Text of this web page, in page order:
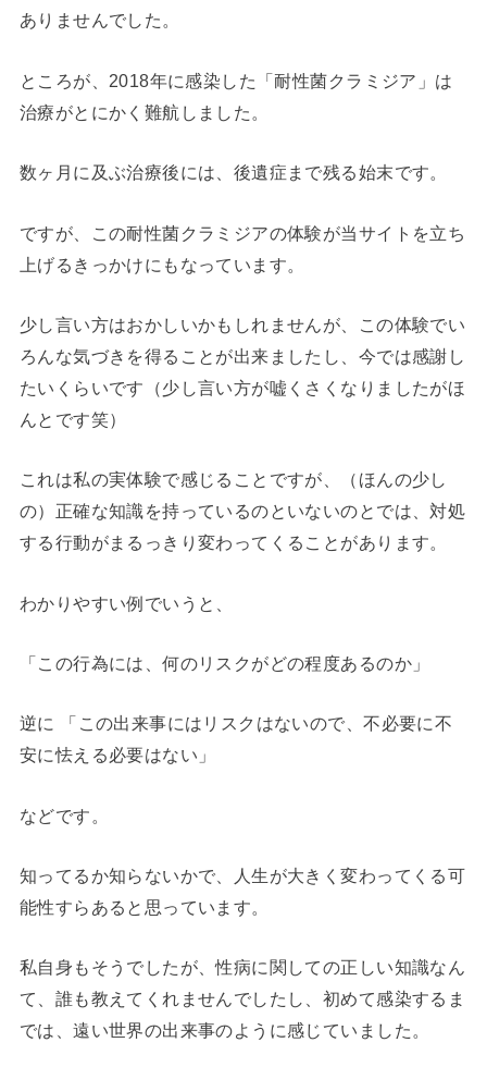
ありませんでした。
ところが、2018年に感染した「耐性菌クラミジア」は
治療がとにかく難航しました。
数ヶ月に及ぶ治療後には、後遺症まで残る始末です。
ですが、この耐性菌クラミジアの体験が当サイトを立ち
上げるきっかけにもなっています。
少し言い方はおかしいかもしれませんが、この体験でい
ろんな気づきを得ることが出来ましたし、今では感謝し
たいくらいです（少し言い方が嘘くさくなりましたがほ
んとです笑）
これは私の実体験で感じることですが、（ほんの少し
の）正確な知識を持っているのといないのとでは、対処
する行動がまるっきり変わってくることがあります。
わかりやすい例でいうと、
「この行為には、何のリスクがどの程度あるのか」
逆に 「この出来事にはリスクはないので、不必要に不
安に怯える必要はない」
などです。
知ってるか知らないかで、人生が大きく変わってくる可
能性すらあると思っています。
私自身もそうでしたが、性病に関しての正しい知識なん
て、誰も教えてくれませんでしたし、初めて感染するま
では、遠い世界の出来事のように感じていました。